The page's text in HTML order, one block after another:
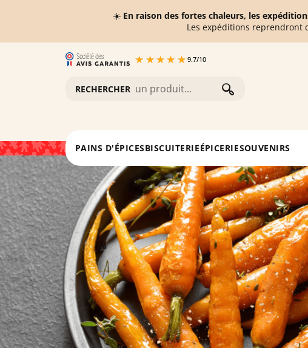
☀️ En raison des fortes chaleurs, les
Les expéditions
RECHERCHER
PAINS D'ÉPICESBISCUITERIEÉPICERIESOUVENIRS